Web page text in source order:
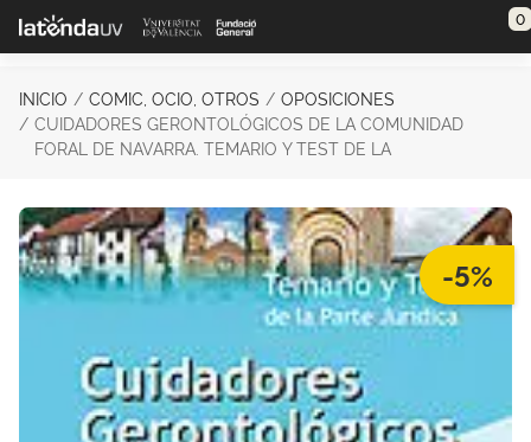
Saltar al contenido principal 0
INICIO COMIC, OCIO, OTROS
OPOSICIONES
CUIDADORES GERONTOLÓGICOS DE LA COMUNIDAD
FORAL DE NAVARRA. TEMARIO Y TEST DE LA
-5%